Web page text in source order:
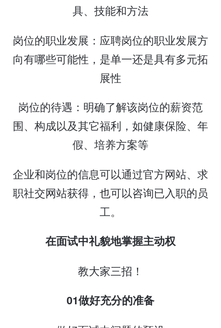
具、技能和方法
岗位的职业发展：应聘岗位的职业发展方
向有哪些可能性，是单一还是具有多元拓
展性
岗位的待遇：明确了解该岗位的薪资范
围、构成以及其它福利，如健康保险、年
假、培养方案等
企业和岗位的信息可以通过官方网站、求
职社交网站获得，也可以咨询已入职的员
工。
在面试中礼貌地掌握主动权
教大家三招！
01做好充分的准备